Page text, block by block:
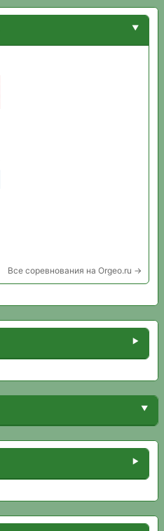
Все соревнования на Orgeo.ru →